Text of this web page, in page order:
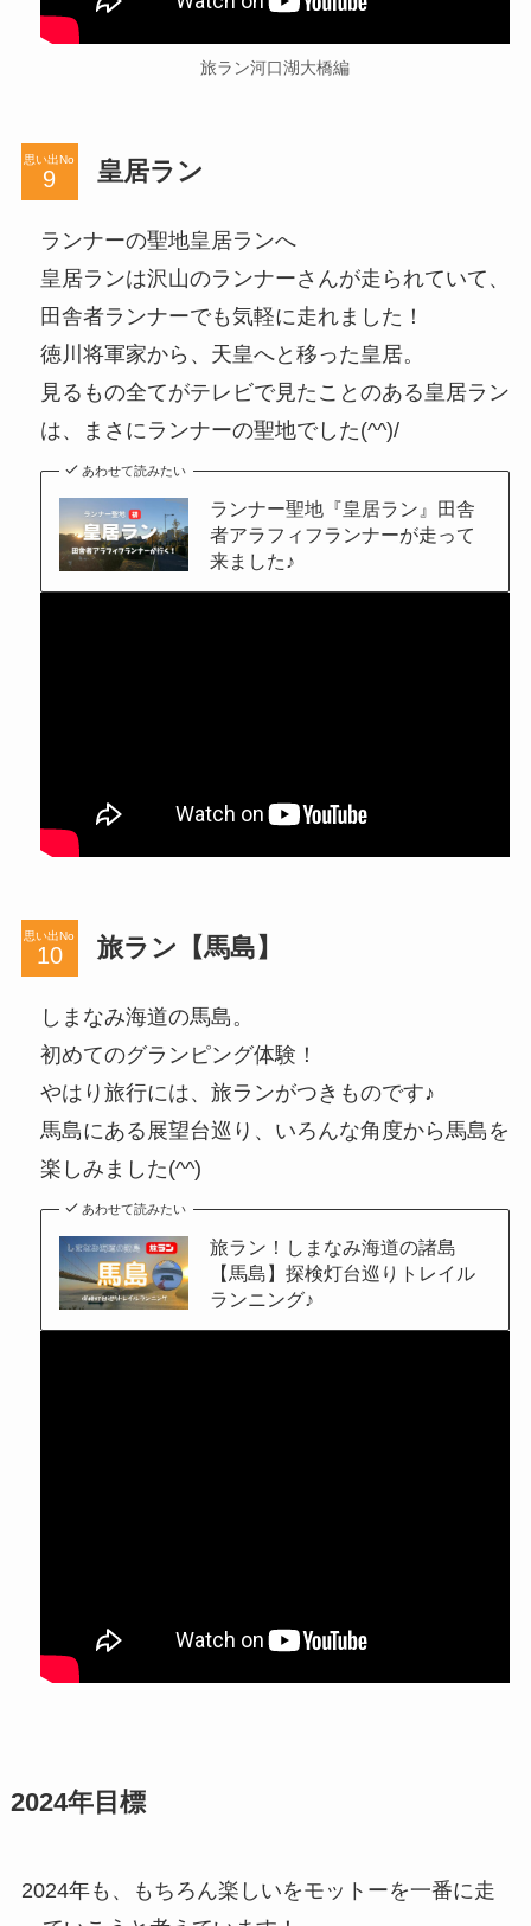
旅ラン河口湖大橋編
思い出No 皇居ラン
ランナーの聖地皇居ランへ
皇居ランは沢山のランナーさんが走られていて、
田舎者ランナーでも気軽に走れました！
徳川将軍家から、天皇へと移った皇居。
見るもの全てがテレビで見たことのある皇居ラン
は、まさにランナーの聖地でした(^^)/
あわせて読みたい
ランナー聖地『皇居ラン』田舎
者アラフィフランナーが走って
来ました♪
思い出No 旅ラン【馬島】
しまなみ海道の馬島。
初めてのグランピング体験！
やはり旅行には、旅ランがつきものです♪
馬島にある展望台巡り、いろんな角度から馬島を
楽しみました(^^)
あわせて読みたい
旅ラン！しまなみ海道の諸島
【馬島】探検灯台巡りトレイル
ランニング♪
2024年目標
2024年も、もちろん楽しいをモットーを一番に走